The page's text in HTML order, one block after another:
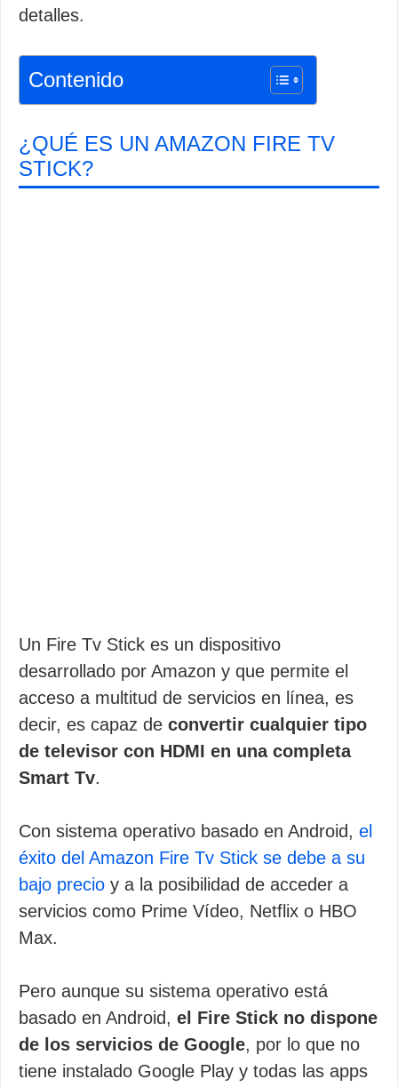
detalles.
Contenido
¿QUÉ ES UN AMAZON FIRE TV
STICK?
Un Fire Tv Stick es un dispositivo
desarrollado por Amazon y que permite el
acceso a multitud de servicios en línea, es
decir, es capaz de convertir cualquier tipo
de televisor con HDMI en una completa
Smart Tv.
Con sistema operativo basado en Android, el
éxito del Amazon Fire Tv Stick se debe a su
bajo precio y a la posibilidad de acceder a
servicios como Prime Vídeo, Netflix o HBO
Max.
Pero aunque su sistema operativo está
basado en Android, el Fire Stick no dispone
de los servicios de Google, por lo que no
tiene instalado Google Play y todas las apps